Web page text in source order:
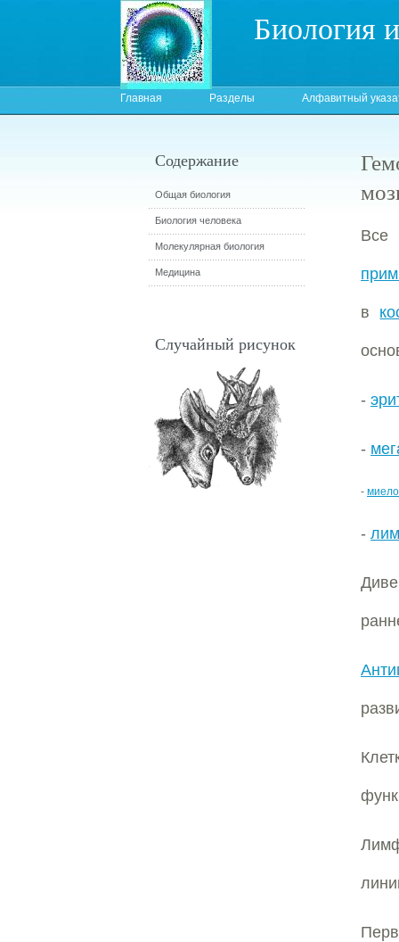
Биология
Главная Разделы Алфавитный
Все
в
-
-
-
-
Содержание
Общая биология
Биология человека
Молекулярная биология
Медицина
Случайный рисунок